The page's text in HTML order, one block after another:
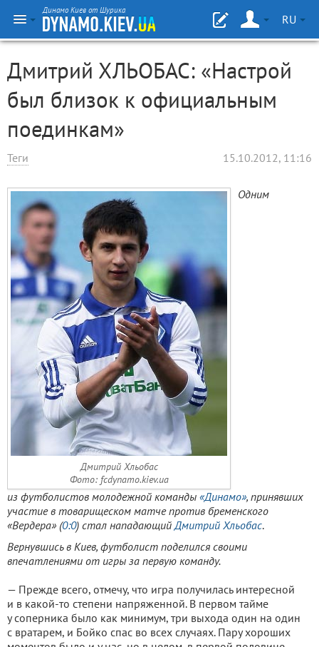
Динамо Киев от Шурика
RU
Дмитрий ХЛЬОБАС: «Настрой
был близок к официальным
поединкам»
Теги 15.10.2012, 11:16
Дмитрий Хльобас
Фото: fcdynamo.kiev.ua
Одним
из футболистов молодежной команды «Динамо», принявших
участие в товарищеском матче против бременского
«Вердера» (0:0) стал нападающийДмитрий Хльобас.
Вернувшись в Киев, футболист поделился своими
впечатлениями от игры за первую команду.
— Прежде всего, отмечу, что игра получилась интересной
и в какой-то степени напряженной. В первом тайме
у соперника было как минимум, три выхода один на один
с вратарем, и Бойко спас во всех случаях. Пару хороших